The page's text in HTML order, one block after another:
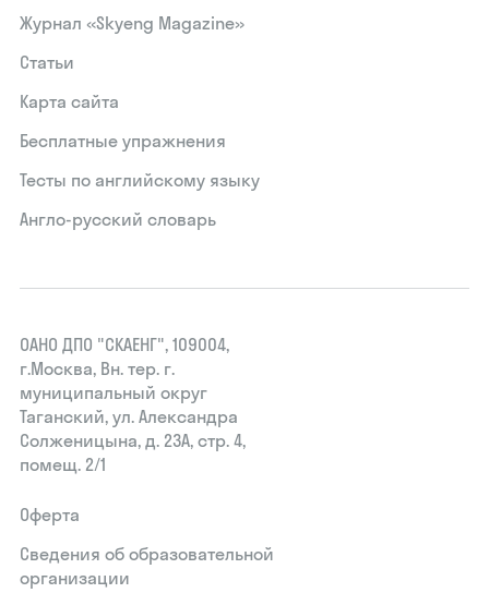
Журнал «Skyeng Magazine»
Статьи
Карта сайта
Бесплатные упражнения
Тесты по английскому языку
Англо-русский словарь
ОАНО ДПО "СКАЕНГ", 109004,
г.Москва, Вн. тер. г.
муниципальный округ
Таганский, ул. Александра
Солженицына, д. 23А, стр. 4,
помещ. 2/1
Оферта
Сведения об образовательной
организации